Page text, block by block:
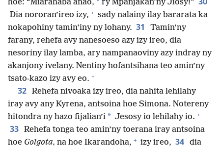
hoe: “Miarahaba anao, * ry Mpanjakan’ny Jiosy!”
Dia nororan’ireo izy, + sady nalainy ilay bararata ka
nokapohiny tamin’iny ny lohany. 31
Tamin’ny
farany, rehefa avy nanesoeso azy izy ireo, dia
nesoriny ilay lamba, ary nampanaoviny azy indray ny
akanjony ivelany. Nentiny hofantsihana teo amin’ny
tsato-kazo izy avy eo. +
32 Rehefa nivoaka izy ireo, dia nahita lehilahy
iray avy any Kyrena, antsoina hoe Simona. Notereny
hitondra ny hazo fijalian’i * Jesosy io lehilahy io. +
33 Rehefa tonga teo amin’ny toerana iray antsoina
hoe Golgota, na hoe Ikarandoha, + izy ireo, 34 dia